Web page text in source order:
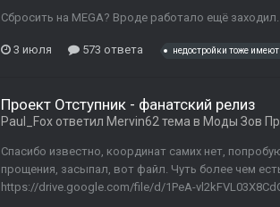
Сбросить на MEGA? Вроде работало ещё заходил.
3 июля 573 ответа недостройки тоже
Проект Отступник - фанатский релиз
Paul_Fox ответил Mervin62 тема в Моды Зов
Спасибо известно, координат самих нет,
прощения, засыпал, вот файл. Чуть более чем
https://drive.google.com/file/d/1PeA-